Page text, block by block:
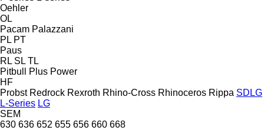
Oehler
OL
Pacam Palazzani
PL PT
Paus
RL SL TL
Pitbull
Plus Power
HF
Probst Redrock Rexroth Rhino-Cross Rhinoceros Rippa SDLG
L-Series LG
SEM
630 636 652 655 656 660 668